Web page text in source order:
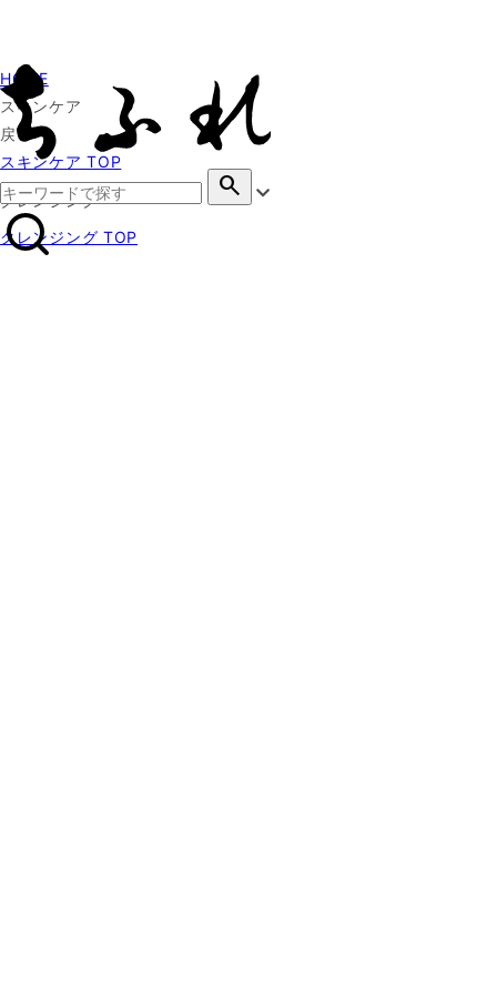
search
HOME
スキンケア
戻る
スキンケア TOP
クレンジング
クレンジング TOP